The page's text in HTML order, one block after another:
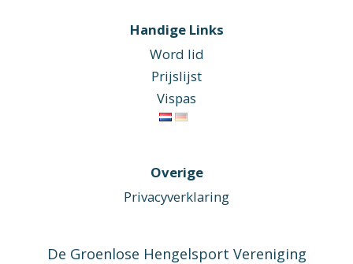
Handige Links
Word lid
Prijslijst
Vispas
Overige
Privacyverklaring
De Groenlose Hengelsport Vereniging